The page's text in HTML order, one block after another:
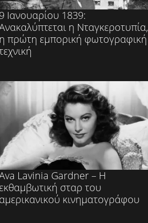
Ιανουαρίου 1839:
η Νταγκεροτυπία,
πρώτη εμπορική φωτογραφική
Lavinia Gardner – Η
σταρ του
κινηματογράφου